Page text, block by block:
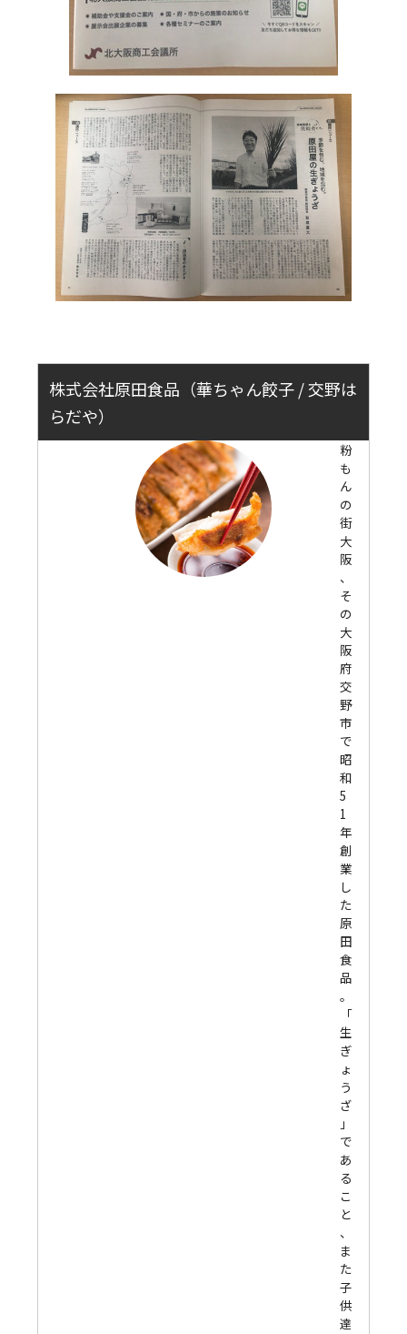
株式会社原田食品（華ちゃん餃子 / 交野は
らだや）
粉
も
ん
の
街
大
阪
、
そ
の
大
阪
府
交
野
市
で
昭
和
5
1
年
創
業
し
た
原
田
食
品
。
「
生
ぎ
ょ
う
ざ
」
で
あ
る
こ
と
、
ま
た
子
供
達